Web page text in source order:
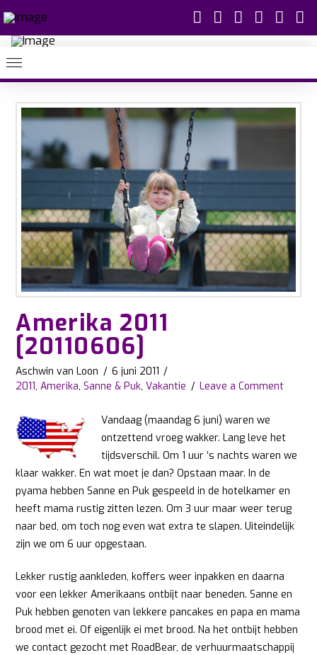
Amerika 2011
[20110606]
Aschwin van Loon
6 juni 2011
2011,Amerika,Sanne & Puk,Vakantie Leave a Comment
Vandaag (maandag 6 juni) waren we
ontzettend vroeg wakker. Lang leve het
tijdsverschil. Om 1 uur ’s nachts waren we
klaar wakker. En wat moet je dan? Opstaan maar. In de
pyama hebben Sanne en Puk gespeeld in de hotelkamer en
heeft mama rustig zitten lezen. Om 3 uur maar weer terug
naar bed, om toch nog even wat extra te slapen. Uiteindelijk
zijn we om 6 uur opgestaan.
Lekker rustig aankleden, koffers weer inpakken en daarna
voor een lekker Amerikaans ontbijt naar beneden. Sanne en
Puk hebben genoten van lekkere pancakes en papa en mama
brood met ei. Of eigenlijk ei met brood. Na het ontbijt hebben
we contact gezocht met RoadBear, de verhuurmaatschappij